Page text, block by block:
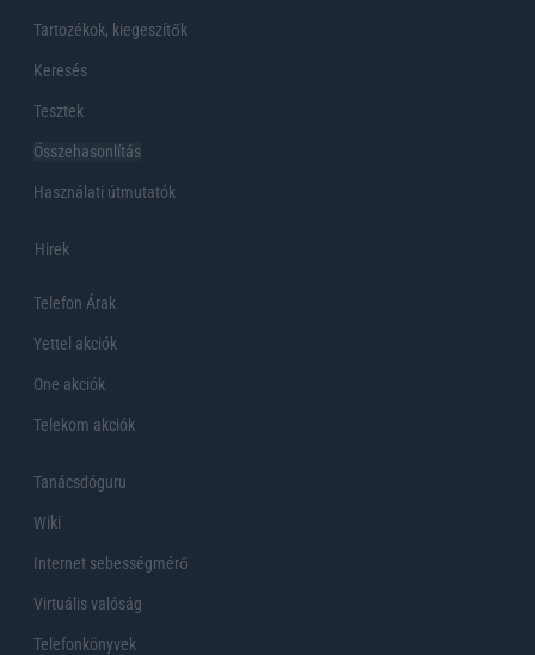
Tartozékok, kiegeszítők
Keresés
Tesztek
Összehasonlítás
Használati útmutatók
Hirek
Telefon Árak
Yettel akciók
One akciók
Telekom akciók
Tanácsdóguru
Wiki
Internet sebességmérő
Virtuális valóság
Telefonkönyvek